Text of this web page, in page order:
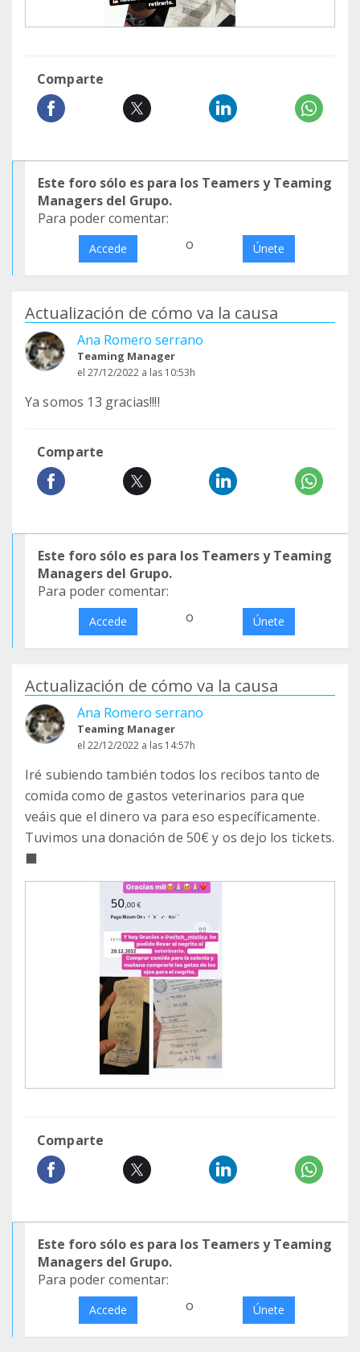
Comparte
Este foro sólo es para los Teamers y Teaming
Managers del Grupo.
Para poder comentar:
Accede o Únete
Actualización de cómo va la causa
Ana Romero serrano
Teaming Manager
el 27/12/2022 a las 10:53h
Ya somos 13 gracias!!!!
Comparte
Este foro sólo es para los Teamers y Teaming
Managers del Grupo.
Para poder comentar:
Accede o Únete
Actualización de cómo va la causa
Ana Romero serrano
Teaming Manager
el 22/12/2022 a las 14:57h
Iré subiendo también todos los recibos tanto de
comida como de gastos veterinarios para que
veáis que el dinero va para eso específicamente.
Tuvimos una donación de 50€ y os dejo los tickets.
‍⬛
Comparte
Este foro sólo es para los Teamers y Teaming
Managers del Grupo.
Para poder comentar:
Accede o Únete